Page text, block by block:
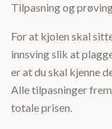
Tilpasning og
For at kjolen skal
innsving slik at
er at du skal kjenne
Alle tilpasninger
totale prisen.